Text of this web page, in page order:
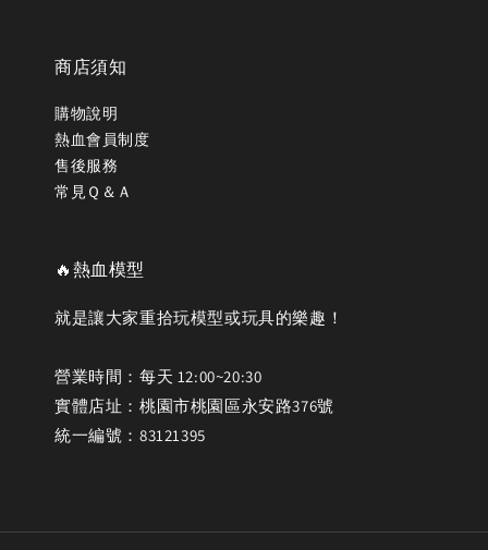
商店須知
購物說明
熱血會員制度
售後服務
常見Ｑ＆Ａ
🔥熱血模型
就是讓大家重拾玩模型或玩具的樂趣！
營業時間：每天 12:00~20:30
實體店址：桃園市桃園區永安路376號
統一編號：83121395